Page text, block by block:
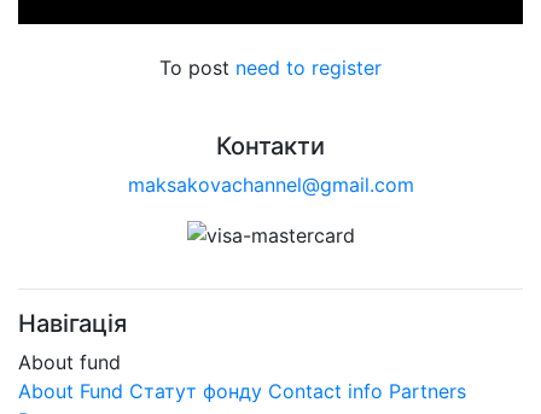
To post need to register
Контакти
maksakovachannel@gmail.com
Навігація
About fund
About Fund Статут фонду Contact info Partners